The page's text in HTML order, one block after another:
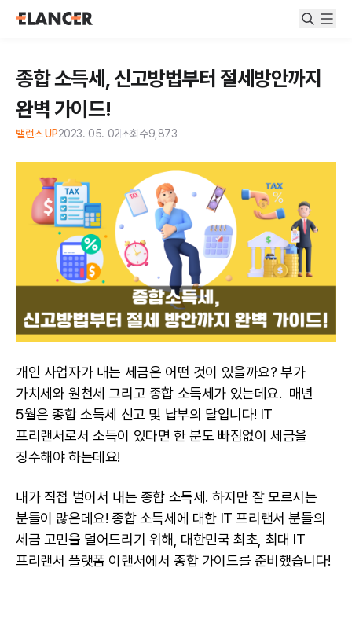
종합 소득세, 신고방법부터 절세방안까지
완벽 가이드!
밸런스 UP2023. 05. 02조회수9,873
개인 사업자가 내는 세금은 어떤 것이 있을까요? 부가
가치세와 원천세 그리고 종합 소득세가 있는데요. 매년
5월은 종합 소득세 신고 및 납부의 달입니다! IT
프리랜서로서 소득이 있다면 한 분도 빠짐없이 세금을
징수해야 하는데요!
내가 직접 벌어서 내는 종합 소득세. 하지만 잘 모르시는
분들이 많은데요! 종합 소득세에 대한 IT 프리랜서 분들의
세금 고민을 덜어드리기 위해, 대한민국 최초, 최대 IT
프리랜서 플랫폼 이랜서에서 종합 가이드를 준비했습니다!